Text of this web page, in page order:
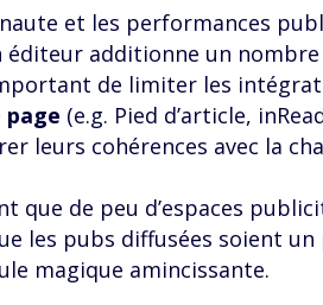
et les performances
éditeur additionne un
de limiter les
page (e.g. Pied d’article,
leurs cohérences avec la
que de peu d’espaces
les pubs diffusées soient
magique amincissante.